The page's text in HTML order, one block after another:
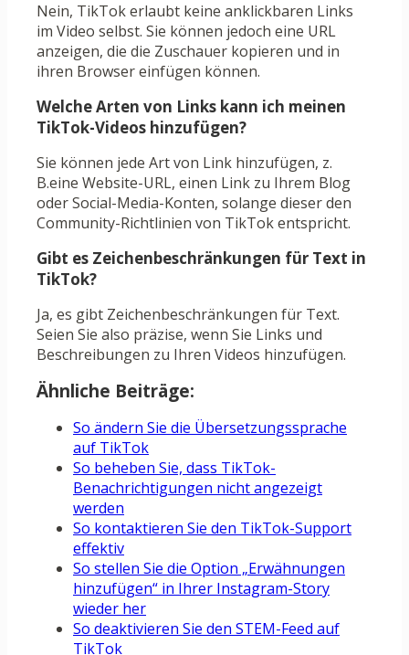
Nein, TikTok erlaubt keine anklickbaren Links
im Video selbst. Sie können jedoch eine URL
anzeigen, die die Zuschauer kopieren und in
ihren Browser einfügen können.
Welche Arten von Links kann ich meinen
TikTok-Videos hinzufügen?
Sie können jede Art von Link hinzufügen, z.
B.eine Website-URL, einen Link zu Ihrem Blog
oder Social-Media-Konten, solange dieser den
Community-Richtlinien von TikTok entspricht.
Gibt es Zeichenbeschränkungen für Text in
TikTok?
Ja, es gibt Zeichenbeschränkungen für Text.
Seien Sie also präzise, ​​wenn Sie Links und
Beschreibungen zu Ihren Videos hinzufügen.
Ähnliche Beiträge:
So ändern Sie die Übersetzungssprache
auf TikTok
So beheben Sie, dass TikTok-
Benachrichtigungen nicht angezeigt
werden
So kontaktieren Sie den TikTok-Support
effektiv
So stellen Sie die Option „Erwähnungen
hinzufügen“ in Ihrer Instagram-Story
wieder her
So deaktivieren Sie den STEM-Feed auf
TikTok